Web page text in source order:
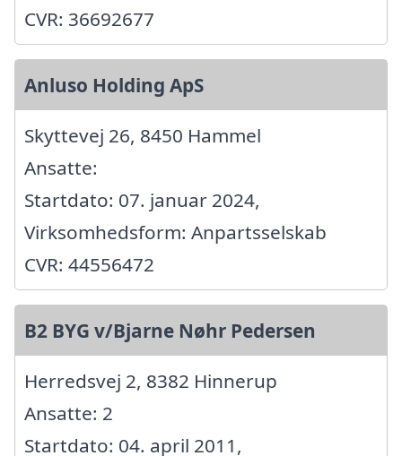
CVR: 36692677
Anluso Holding ApS
Skyttevej 26, 8450 Hammel
Ansatte:
Startdato: 07. januar 2024,
Virksomhedsform: Anpartsselskab
CVR: 44556472
B2 BYG v/Bjarne Nøhr Pedersen
Herredsvej 2, 8382 Hinnerup
Ansatte: 2
Startdato: 04. april 2011,